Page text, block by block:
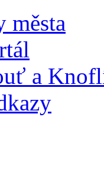
města
a